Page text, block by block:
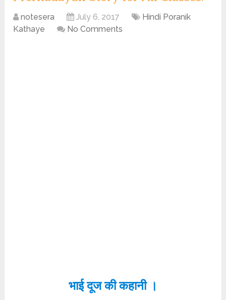
notesera July 6, 2017
Hindi Poranik
Kathaye
No Comments
भाई दूज की कहानी ।